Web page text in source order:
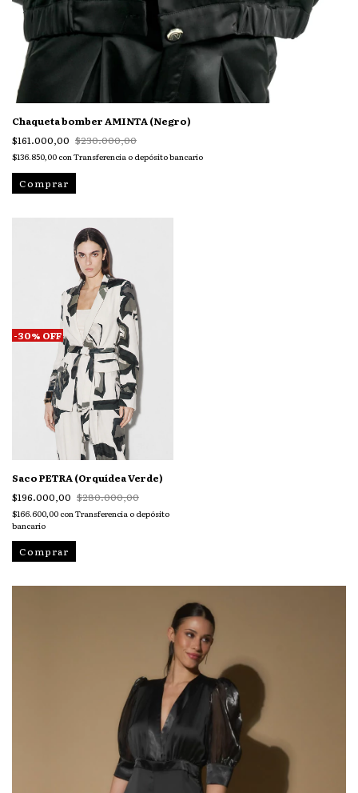
Chaqueta bomber AMINTA (Negro)
$161.000,00 $230.000,00
$136.850,00 conTransferencia o depósito bancario
Comprar
-30% OFF
Saco PETRA (Orquídea Verde)
$196.000,00 $280.000,00
$166.600,00 con Transferencia o depósito
bancario
Comprar